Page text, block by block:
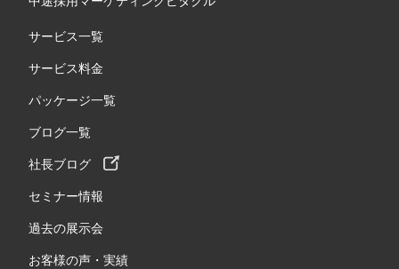
サービス一覧
サービス料金
パッケージ一覧
ブログ一覧
社長ブログ
セミナー情報
過去の展示会
お客様の声・実績